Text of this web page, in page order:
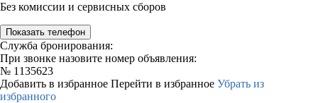
Без комиссии и сервисных сборов
Показать телефон
Служба бронирования:
При звонке назовите номер объявления:
№ 1135623
Добавить в избранное Перейти в избранное Убрать из
избранного